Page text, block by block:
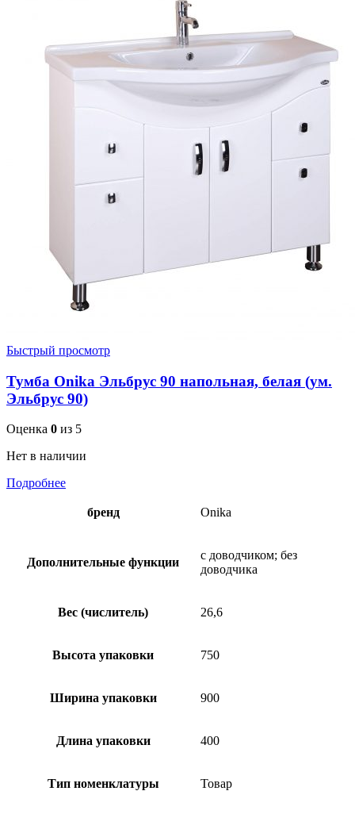
Быстрый просмотр
Тумба Onika Эльбрус 90 напольная, белая (ум.
Эльбрус 90)
Оценка 0 из 5
Нет в наличии
Подробнее
бренд Onika
Дополнительные функции
с доводчиком; без
доводчика
Вес (числитель) 26,6
Высота упаковки 750
Ширина упаковки 900
Длина упаковки 400
Тип номенклатуры Товар